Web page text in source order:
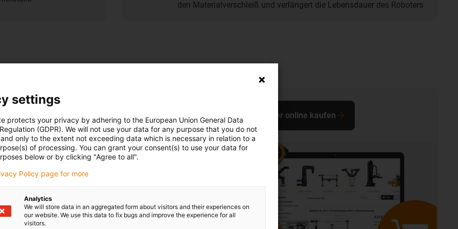
den Materialverschleiß und verlängert die Lebensdauer des Roboters
Magazin herunterladen Roboter online kaufen
settings
protects your privacy by adhering to the European Union General Data
(GDPR). We will not use your data for any purpose that you do not
only to the extent not exceeding data which is necessary in relation to a
of processing. You can grant your consent(s) to use your data for
below or by clicking "Agree to all".
Policy page for more
Analytics
We will store data in an aggregated form about visitors and their experiences on
our website. We use this data to fix bugs and improve the experience for all
visitors.